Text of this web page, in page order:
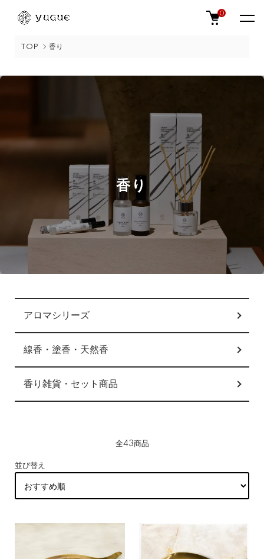
0
TOP 香り
香り
アロマシリーズ
線香・塗香・天然香
香り雑貨・セット商品
全43商品
並び替え